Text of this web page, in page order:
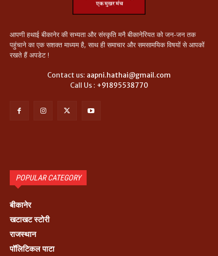
आपणी हथाई बीकानेर की सभ्यता और संस्कृति मनै बीकानेरियत को जन-जन तक
पहुंचाने का एक सशक्त माध्यम है, साथ ही समाचार और समसामयिक विषयों से आपकों
रखते हैं अपडेट !
Contact us: aapni.hathai@gmail.com
Call Us : +91895538770
POPULAR CATEGORY
बीकानेर
खटाखट स्टोरी
राजस्थान
पॉलिटिकल पाटा